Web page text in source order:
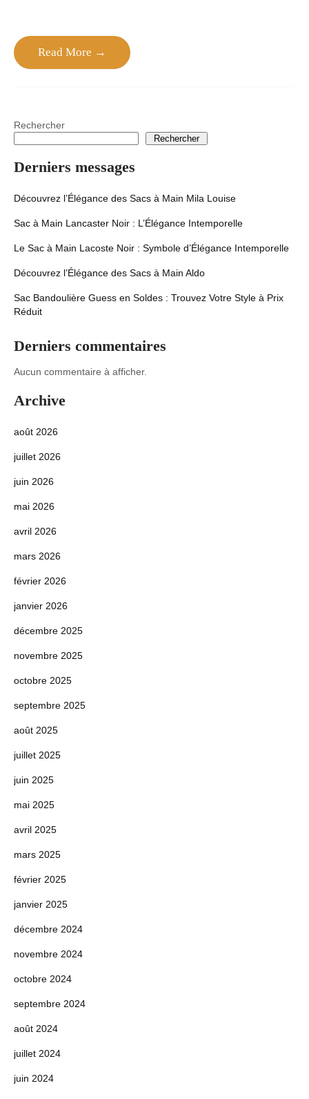
Read More →
Rechercher
Rechercher
Derniers messages
Découvrez l’Élégance des Sacs à Main Mila Louise
Sac à Main Lancaster Noir : L’Élégance Intemporelle
Le Sac à Main Lacoste Noir : Symbole d’Élégance Intemporelle
Découvrez l’Élégance des Sacs à Main Aldo
Sac Bandoulière Guess en Soldes : Trouvez Votre Style à Prix
Réduit
Derniers commentaires
Aucun commentaire à afficher.
Archive
août 2026
juillet 2026
juin 2026
mai 2026
avril 2026
mars 2026
février 2026
janvier 2026
décembre 2025
novembre 2025
octobre 2025
septembre 2025
août 2025
juillet 2025
juin 2025
mai 2025
avril 2025
mars 2025
février 2025
janvier 2025
décembre 2024
novembre 2024
octobre 2024
septembre 2024
août 2024
juillet 2024
juin 2024